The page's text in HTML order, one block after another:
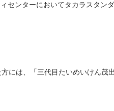
センターにおいてタカラスタン
には、「三代目たいめいけん茂